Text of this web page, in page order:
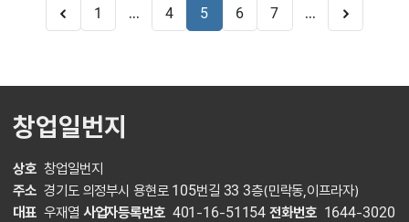
1 ... 4 5 6 7 ...
창업일번지
상호 창업일번지
주소 경기도 의정부시 용현로 105번길 33 3층(민락동,이프라자)
대표 우재열 사업자등록번호 401-16-51154 전화번호 1644-3020